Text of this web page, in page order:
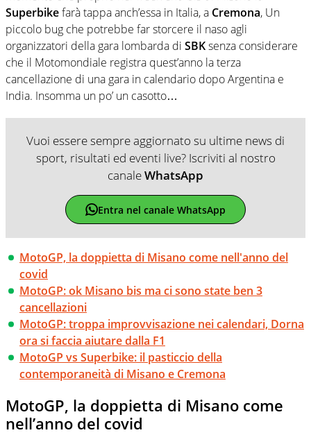
Superbikefarà tappa anch’essa in Italia, a Cremona, Un
piccolo bug che potrebbe far storcere il naso agli
organizzatori della gara lombarda di SBKsenza considerare
che il Motomondiale registra quest’anno la terza
cancellazione di una gara in calendario dopo Argentina e
India. Insomma un po’ un casotto…
Vuoi essere sempre aggiornato su ultime news di
sport, risultati ed eventi live? Iscriviti al nostro
canaleWhatsApp
Entra nel canale WhatsApp
MotoGP, la doppietta di Misano come nell'anno del
covid
MotoGP: ok Misano bis ma ci sono state ben 3
cancellazioni
MotoGP: troppa improvvisazione nei calendari, Dorna
ora si faccia aiutare dalla F1
MotoGP vs Superbike: il pasticcio della
contemporaneità di Misano e Cremona
MotoGP, la doppietta di Misano come
nell’anno del covid